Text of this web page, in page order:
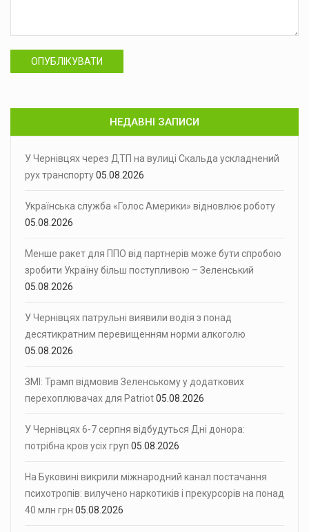
ОПУБЛІКУВАТИ
НЕДАВНІ ЗАПИСИ
У Чернівцях через ДТП на вулиці Скальда ускладнений
рух транспорту05.08.2026
Українська служба «Голос Америки» відновлює роботу
05.08.2026
Менше ракет для ППО від партнерів може бути спробою
зробити Україну більш поступливою – Зеленський
05.08.2026
У Чернівцях патрульні виявили водія з понад
десятикратним перевищенням норми алкоголю
05.08.2026
ЗМІ: Трамп відмовив Зеленському у додаткових
перехоплювачах для Patriot05.08.2026
У Чернівцях 6-7 серпня відбудуться Дні донора:
потрібна кров усіх груп 05.08.2026
На Буковині викрили міжнародний канал постачання
психотропів: вилучено наркотиків і прекурсорів на понад
40 млн грн 05.08.2026